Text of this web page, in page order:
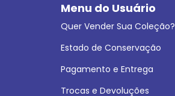
Menu do Usuário
Quer Vender Sua Coleção?
Estado de Conservação
Pagamento e Entrega
Trocas e Devoluções